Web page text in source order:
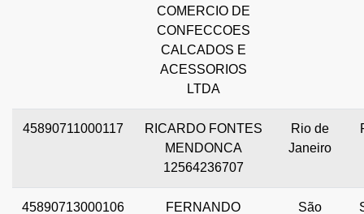
COMERCIO DE
CONFECCOES
CALCADOS E
ACESSORIOS
LTDA
45890711000117
RICARDO FONTES
MENDONCA
12564236707
Rio de
Janeiro
45890713000106 FERNANDO São